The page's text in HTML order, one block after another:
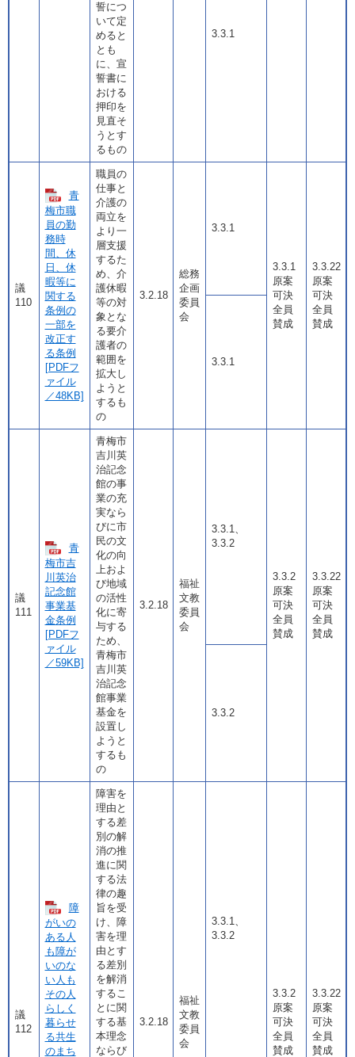
誓につ
いて定
めると
とも
に、宣
誓書に
おける
押印を
見直そ
うとす
るもの
3.3.1
議
110
青
梅市職
員の勤
務時
間、休
日、休
暇等に
関する
条例の
一部を
改正す
る条例
[PDFフ
ァイル
／48KB]
職員の
仕事と
介護の
両立を
より一
層支援
するた
め、介
護休暇
等の対
象とな
る要介
護者の
範囲を
拡大し
ようと
するも
の
3.2.18
総務
企画
委員
会
3.3.1
3.3.1
原案
可決
全員
賛成
3.3.22
原案
可決
全員
賛成
3.3.1
議
111
青
梅市吉
川英治
記念館
事業基
金条例
[PDFフ
ァイル
／59KB]
青梅市
吉川英
治記念
館の事
業の充
実なら
びに市
民の文
化の向
上およ
び地域
の活性
化に寄
与する
ため、
青梅市
吉川英
治記念
館事業
基金を
設置し
ようと
するも
の
3.2.18
福祉
文教
委員
会
3.3.1、
3.3.2
3.3.2
原案
可決
全員
賛成
3.3.22
原案
可決
全員
賛成
3.3.2
議
112
障
がいの
ある人
も障が
いのな
い人も
その人
らしく
暮らせ
る共生
のまち
障害を
理由と
する差
別の解
消の推
進に関
する法
律の趣
旨を受
け、障
害を理
由とす
る差別
を解消
するこ
とに関
する基
本理念
ならび
3.2.18
福祉
文教
委員
会
3.3.1、
3.3.2
3.3.2
原案
可決
全員
賛成
3.3.22
原案
可決
全員
賛成